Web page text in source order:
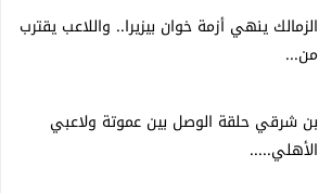
الزمالك ينهي أزمة خوان بيزيرا.. واللاعب يقترب
من...
بن شرقي حلقة الوصل بين عموتة ولاعبي
الأهلي.....